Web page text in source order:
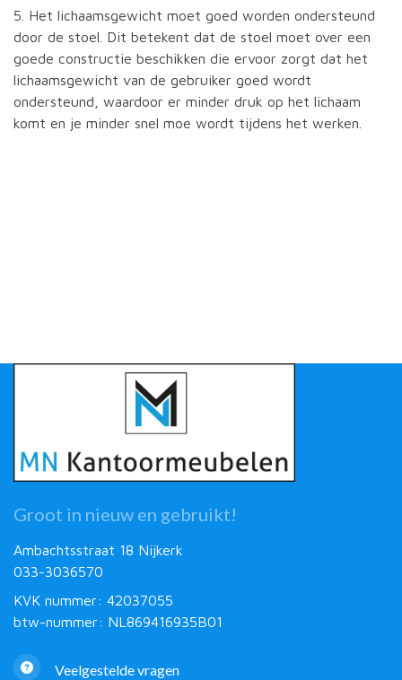
5. Het lichaamsgewicht moet goed worden ondersteund
door de stoel. Dit betekent dat de stoel moet over een
goede constructie beschikken die ervoor zorgt dat het
lichaamsgewicht van de gebruiker goed wordt
ondersteund, waardoor er minder druk op het lichaam
komt en je minder snel moe wordt tijdens het werken.
Groot in nieuw en gebruikt!
Ambachtsstraat 18 Nijkerk
033-3036570
KVK nummer: 42037055
btw-nummer: NL869416935B01
Veelgestelde vragen